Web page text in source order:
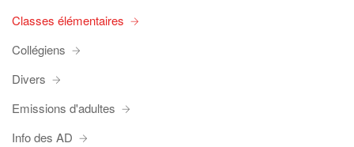
Classes élémentaires
Collégiens
Divers
Emissions d'adultes
Info des AD